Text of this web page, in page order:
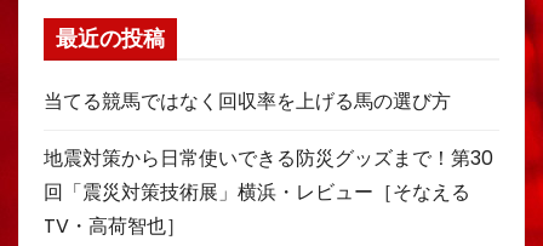
最近の投稿
当てる競馬ではなく回収率を上げる馬の選び方
地震対策から日常使いできる防災グッズまで！第30
回「震災対策技術展」横浜・レビュー［そなえる
TV・高荷智也］